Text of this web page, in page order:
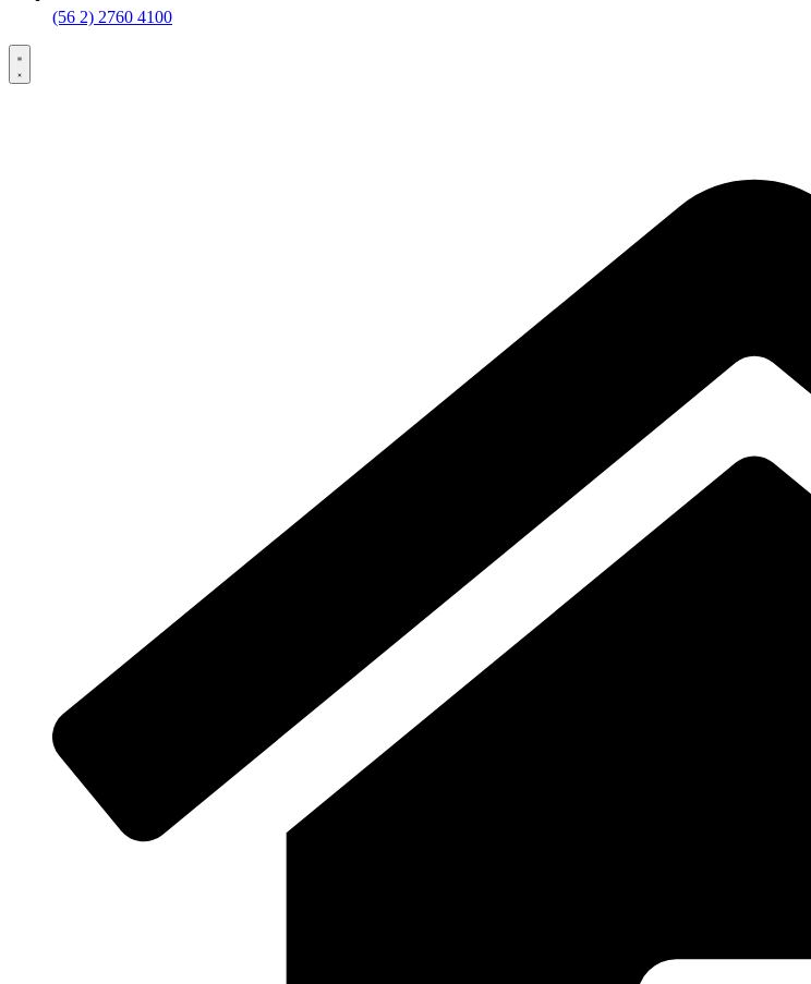
(56 2) 2760 4100